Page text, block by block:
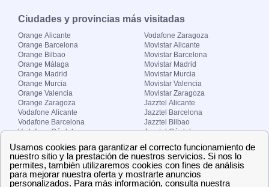
Ciudades y provincias más visitadas
Orange Alicante
Orange Barcelona
Orange Bilbao
Orange Málaga
Orange Madrid
Orange Murcia
Orange Valencia
Orange Zaragoza
Vodafone Alicante
Vodafone Barcelona
Vodafone Córdoba
Vodafone Madrid
Vodafone Murcia
Vodafone Valencia
Vodafone Zaragoza
Movistar Alicante
Movistar Barcelona
Movistar Madrid
Movistar Murcia
Movistar Valencia
Movistar Zaragoza
Jazztel Alicante
Jazztel Barcelona
Jazztel Bilbao
Jazztel Córdoba
Jazztel Málaga
Jazztel Valencia
Jazztel Zaragoza
Sobre Zona-internet.com